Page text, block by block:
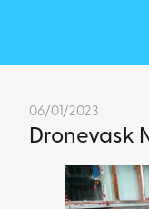
06/01/2023
Dronevask